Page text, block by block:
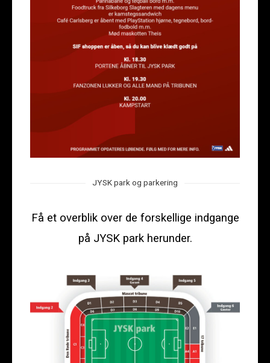
JYSK park og parkering
Få et overblik over de forskellige indgange
på JYSK park herunder.